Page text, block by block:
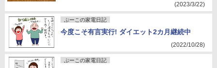
(2023/3/22)
ぷーこの家電日記
今度こそ有言実行! ダイエット2カ月継続中
(2022/10/28)
ぷーこの家電日記